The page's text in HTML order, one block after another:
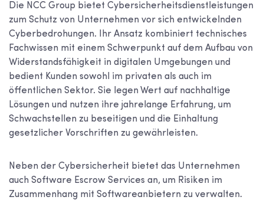
Die NCC Group bietet Cybersicherheitsdienstleistungen
zum Schutz von Unternehmen vor sich entwickelnden
Cyberbedrohungen. Ihr Ansatz kombiniert technisches
Fachwissen mit einem Schwerpunkt auf dem Aufbau von
Widerstandsfähigkeit in digitalen Umgebungen und
bedient Kunden sowohl im privaten als auch im
öffentlichen Sektor. Sie legen Wert auf nachhaltige
Lösungen und nutzen ihre jahrelange Erfahrung, um
Schwachstellen zu beseitigen und die Einhaltung
gesetzlicher Vorschriften zu gewährleisten.
Neben der Cybersicherheit bietet das Unternehmen
auch Software Escrow Services an, um Risiken im
Zusammenhang mit Softwareanbietern zu verwalten.